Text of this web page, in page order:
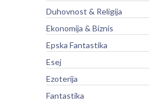
Duhovnost & Religija
Ekonomija & Biznis
Epska Fantastika
Esej
Ezoterija
Fantastika